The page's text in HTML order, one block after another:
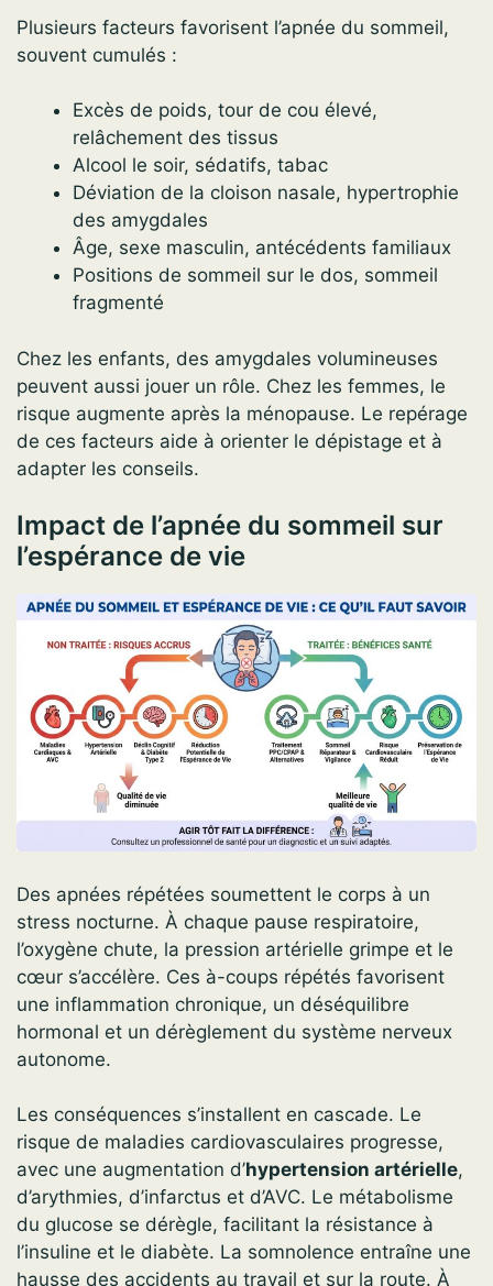
Plusieurs facteurs favorisent l’apnée du sommeil,
souvent cumulés :
Excès de poids, tour de cou élevé,
relâchement des tissus
Alcool le soir, sédatifs, tabac
Déviation de la cloison nasale, hypertrophie
des amygdales
Âge, sexe masculin, antécédents familiaux
Positions de sommeil sur le dos, sommeil
fragmenté
Chez les enfants, des amygdales volumineuses
peuvent aussi jouer un rôle. Chez les femmes, le
risque augmente après la ménopause. Le repérage
de ces facteurs aide à orienter le dépistage et à
adapter les conseils.
Impact de l’apnée du sommeil sur
l’espérance de vie
Des apnées répétées soumettent le corps à un
stress nocturne. À chaque pause respiratoire,
l’oxygène chute, la pression artérielle grimpe et le
cœur s’accélère. Ces à-coups répétés favorisent
une inflammation chronique, un déséquilibre
hormonal et un dérèglement du système nerveux
autonome.
Les conséquences s’installent en cascade. Le
risque de maladies cardiovasculaires progresse,
avec une augmentation d’hypertension artérielle,
d’arythmies, d’infarctus et d’AVC. Le métabolisme
du glucose se dérègle, facilitant la résistance à
l’insuline et le diabète. La somnolence entraîne une
hausse des accidents au travail et sur la route. À